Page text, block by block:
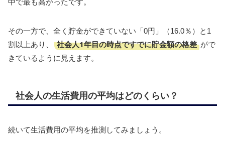
中で最も高かったです。
その一方で、全く貯金ができていない「0円」（16.0％）と1
割以上あり、
社会人1年目の時点ですでに貯金額の格差 がで
きているように見えます。
社会人の生活費用の平均はどのくらい？
続いて生活費用の平均を推測してみましょう。